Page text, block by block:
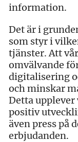
information.
Det är i
som styr i
tjänster. Att
omvälvande
digitalisering
och minskar
Detta upplever
positiv
även press på
erbjudanden.